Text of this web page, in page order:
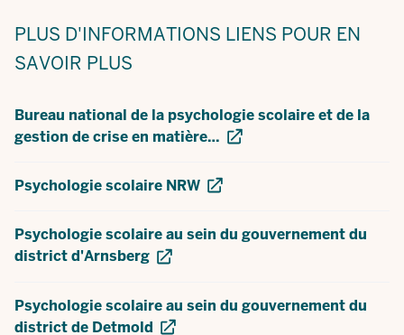
PLUS D'INFORMATIONS LIENS POUR EN
SAVOIR PLUS
Bureau national de la psychologie scolaire et de la
gestion de crise en matière…
Psychologie scolaire NRW
Psychologie scolaire au sein du gouvernement du
district d'Arnsberg
Psychologie scolaire au sein du gouvernement du
district de Detmold